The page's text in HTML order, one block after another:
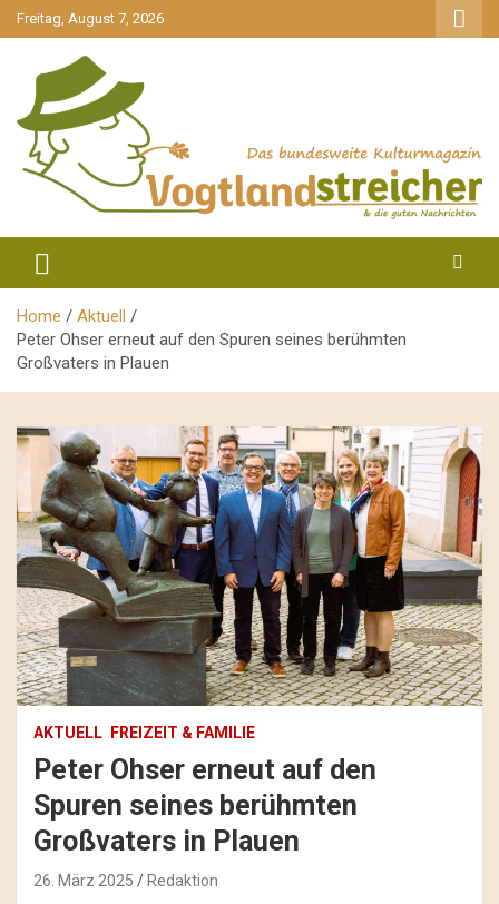
gehe
zum
Freitag, August 7, 2026
Vogtlandstreicher
Home
Aktuell
Peter Ohser erneut auf den Spuren seines berühmten
Großvaters in Plauen
AKTUELL FREIZEIT & FAMILIE
Peter Ohser erneut auf den
Spuren seines berühmten
Großvaters in Plauen
26. März 2025 Redaktion